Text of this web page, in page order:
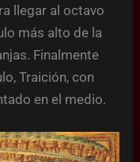
llegar al octavo
más alto de la
Finalmente
Traición, con
en el medio.